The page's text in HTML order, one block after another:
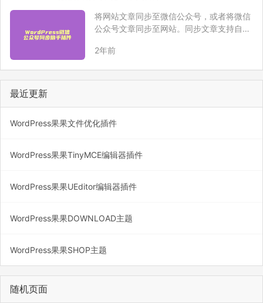
将网站文章同步至微信公众号，或者将微信
公众号文章同步至网站。同步文章支持自动
2年前
最近更新
WordPress果果文件优化插件
WordPress果果TinyMCE编辑器插件
WordPress果果UEditor编辑器插件
WordPress果果DOWNLOAD主题
WordPress果果SHOP主题
随机页面